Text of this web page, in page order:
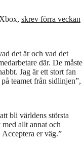
skrev förra veckan
det är och vad det
där. De måste
Jag är ett stort fan
teamet från sidlinjen”,
bli världens största
allt annat och
er väg.”